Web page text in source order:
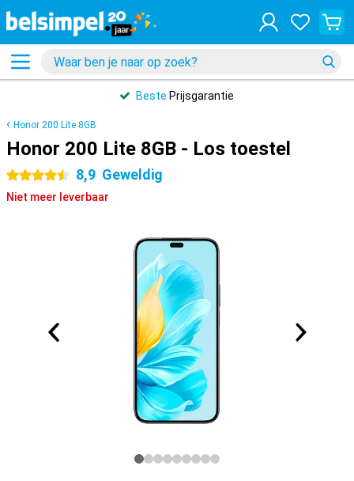
Beste Prijsgarantie
Honor 200 Lite 8GB
Honor 200 Lite 8GB - Los toestel
4.5 sterren 8,9 Geweldig
Niet meer leverbaar